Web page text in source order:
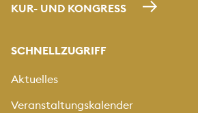
KUR- UND KONGRESS
SCHNELLZUGRIFF
Aktuelles
Veranstaltungskalender